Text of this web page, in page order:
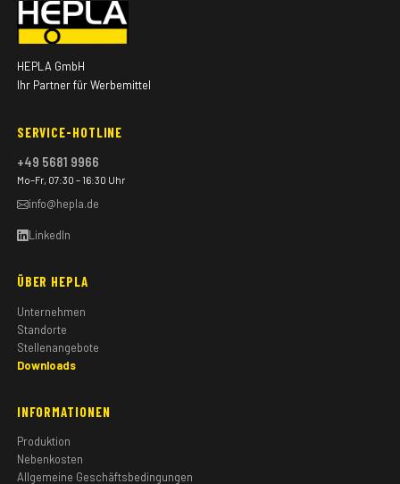
HEPLA GmbH
Ihr Partner für Werbemittel
SERVICE-HOTLINE
+49 5681 9966
Mo–Fr, 07:30 – 16:30 Uhr
info@hepla.de
LinkedIn
ÜBER HEPLA
Unternehmen
Standorte
Stellenangebote
Downloads
INFORMATIONEN
Produktion
Nebenkosten
Allgemeine Geschäftsbedingungen